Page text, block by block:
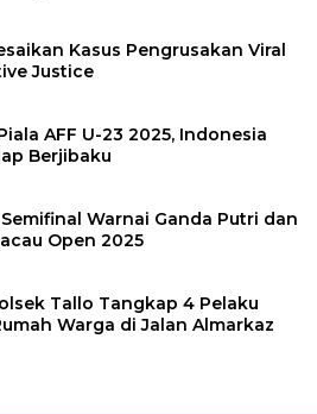
Kasus Pengrusakan Viral
Justice
AFF U-23 2025, Indonesia
Berjibaku
Warnai Ganda Putri dan
Open 2025
Tallo Tangkap 4 Pelaku
Warga di Jalan Almarkaz